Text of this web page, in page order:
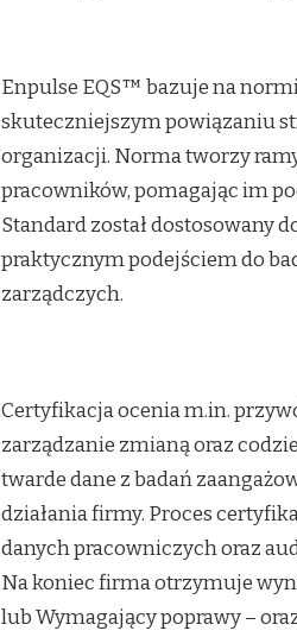
Enpulse EQS™ bazuje na
skuteczniejszym powiązaniu
organizacji. Norma tworzy
pracowników, pomagając im
Standard został dostosowany
praktycznym podejściem do
zarządczych.
Certyfikacja ocenia m.in.
zarządzanie zmianą oraz
twarde dane z badań
działania firmy. Proces
danych pracowniczych oraz
Na koniec firma otrzymuje
lub Wymagający poprawy –